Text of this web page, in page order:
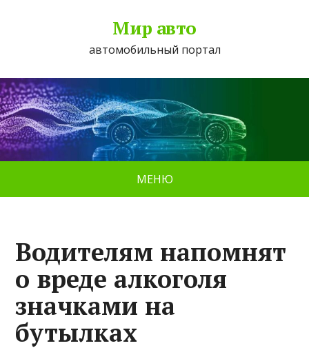
Мир авто
автомобильный портал
МЕНЮ
Водителям напомнят
о вреде алкоголя
значками на
бутылках